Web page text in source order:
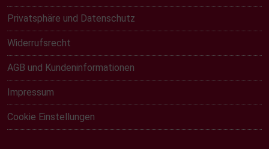
Privatsphäre und Datenschutz
Widerrufsrecht
AGB und Kundeninformationen
Impressum
Cookie Einstellungen